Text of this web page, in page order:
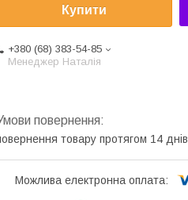
Купити
+380 (68) 383-54-85
Менеджер Наталія
товару протягом 14 днів